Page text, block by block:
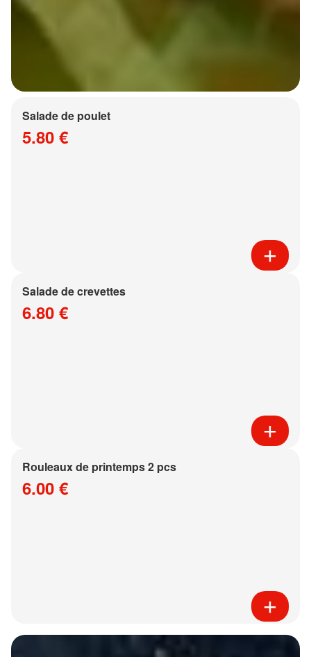
Salade de poulet
5.80 €
Salade de crevettes
6.80 €
Rouleaux de printemps 2 pcs
6.00 €